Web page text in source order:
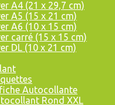
A4 (21 x 29,7 cm)
A5 (15 x 21 cm)
A6 (10 x 15 cm)
carré (15 x 15 cm)
DL (10 x 21 cm)
Autocollante
Rond XXL